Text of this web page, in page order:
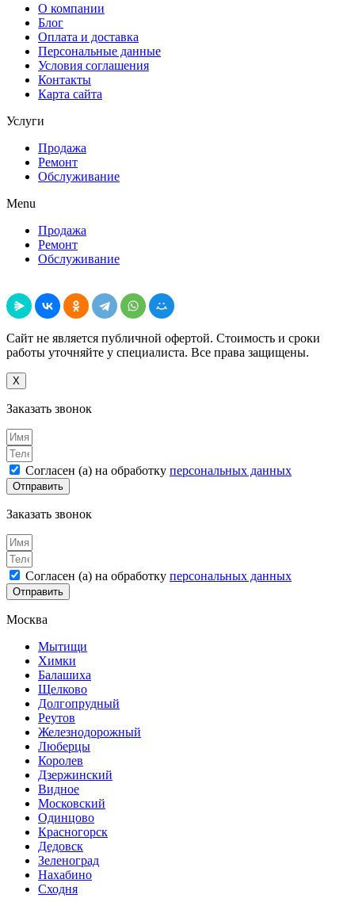
О компании
Блог
Оплата и доставка
Персональные данные
Условия соглашения
Контакты
Карта сайта
Услуги
Продажа
Ремонт
Обслуживание
Menu
Продажа
Ремонт
Обслуживание
Сайт не является публичной офертой. Стоимость и сроки
работы уточняйте у специалиста. Все права защищены.
X
Заказать звонок
Согласен (а) на обработку персональных данных
Отправить
Заказать звонок
Согласен (а) на обработку персональных данных
Отправить
Москва
Мытищи
Химки
Балашиха
Щелково
Долгопрудный
Реутов
Железнодорожный
Люберцы
Королев
Дзержинский
Видное
Московский
Одинцово
Красногорск
Дедовск
Зеленоград
Нахабино
Сходня